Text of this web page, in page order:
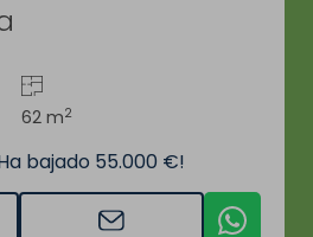
62 m2
bajado 55.000 €!